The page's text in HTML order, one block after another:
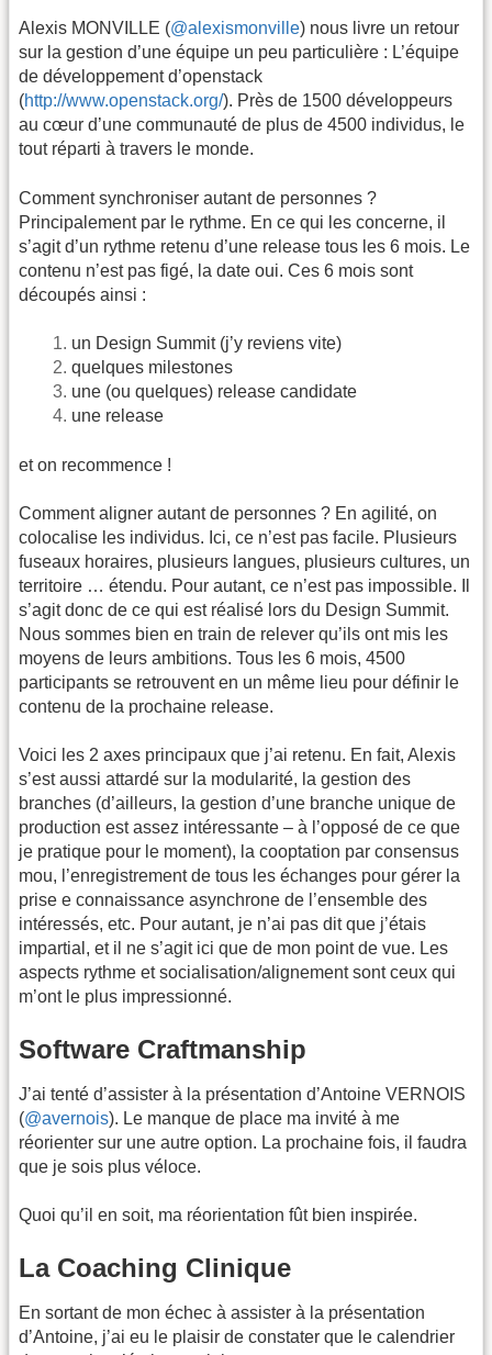
Alexis MONVILLE (@alexismonville) nous livre un retour
sur la gestion d’une équipe un peu particulière : L’équipe
de développement d’openstack
(http://www.openstack.org/). Près de 1500 développeurs
au cœur d’une communauté de plus de 4500 individus, le
tout réparti à travers le monde.
Comment synchroniser autant de personnes ?
Principalement par le rythme. En ce qui les concerne, il
s’agit d’un rythme retenu d’une release tous les 6 mois. Le
contenu n’est pas figé, la date oui. Ces 6 mois sont
découpés ainsi :
un Design Summit (j’y reviens vite)
quelques milestones
une (ou quelques) release candidate
une release
et on recommence !
Comment aligner autant de personnes ? En agilité, on
colocalise les individus. Ici, ce n’est pas facile. Plusieurs
fuseaux horaires, plusieurs langues, plusieurs cultures, un
territoire … étendu. Pour autant, ce n’est pas impossible. Il
s’agit donc de ce qui est réalisé lors du Design Summit.
Nous sommes bien en train de relever qu’ils ont mis les
moyens de leurs ambitions. Tous les 6 mois, 4500
participants se retrouvent en un même lieu pour définir le
contenu de la prochaine release.
Voici les 2 axes principaux que j’ai retenu. En fait, Alexis
s’est aussi attardé sur la modularité, la gestion des
branches (d’ailleurs, la gestion d’une branche unique de
production est assez intéressante – à l’opposé de ce que
je pratique pour le moment), la cooptation par consensus
mou, l’enregistrement de tous les échanges pour gérer la
prise e connaissance asynchrone de l’ensemble des
intéressés, etc. Pour autant, je n’ai pas dit que j’étais
impartial, et il ne s’agit ici que de mon point de vue. Les
aspects rythme et socialisation/alignement sont ceux qui
m’ont le plus impressionné.
Software Craftmanship
J’ai tenté d’assister à la présentation d’Antoine VERNOIS
(@avernois). Le manque de place ma invité à me
réorienter sur une autre option. La prochaine fois, il faudra
que je sois plus véloce.
Quoi qu’il en soit, ma réorientation fût bien inspirée.
La Coaching Clinique
En sortant de mon échec à assister à la présentation
d’Antoine, j’ai eu le plaisir de constater que le calendrier